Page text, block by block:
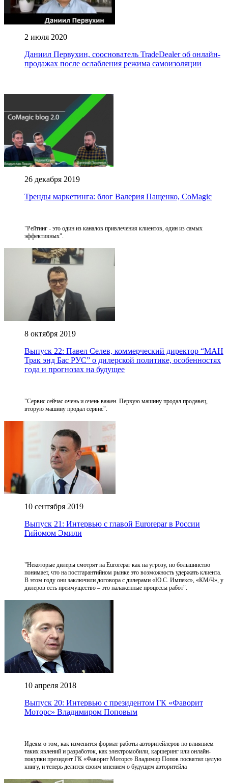
2 июля 2020
Даниил Первухин, сооснователь TradeDealer об онлайн-
продажах после ослабления режима самоизоляции
26 декабря 2019
Тренды маркетинга: блог Валерия Пащенко, CoMagic
"Рейтинг - это один из каналов привлечения клиентов, один из самых
эффективных".
8 октября 2019
Выпуск 22: Павел Селев, коммерческий директор “МАН
Трак энд Бас РУС” о дилерской политике, особенностях
года и прогнозах на будущее
"Сервис сейчас очень и очень важен. Первую машину продал продавец,
вторую машину продал сервис".
10 сентября 2019
Выпуск 21: Интервью с главой Eurorepar в России
Гийомом Эмили
"Некоторые дилеры смотрят на Eurorepar как на угрозу, но большинство
понимает, что на постгарантийном рынке это возможность удержать клиента.
В этом году они заключили договора с дилерами «Ю.С. Импекс», «КМ/Ч», у
дилеров есть преимущество – это налаженные процессы работ".
10 апреля 2018
Выпуск 20: Интервью с президентом ГК «Фаворит
Моторс» Владимиром Поповым
Идеям о том, как изменится формат работы авторитейлеров по влиянием
таких явлений и разработок, как электромобили, каршеринг или онлайн-
покупки президент ГК «Фаворит Моторс» Владимир Попов посвятил целую
книгу, и теперь делится своим мнением о будущем авторитейла